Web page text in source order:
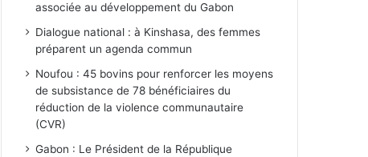
associée au développement du Gabon
Dialogue national : à Kinshasa, des femmes
préparent un agenda commun
Noufou : 45 bovins pour renforcer les moyens
de subsistance de 78 bénéficiaires du
réduction de la violence communautaire
(CVR)
Gabon : Le Président de la République